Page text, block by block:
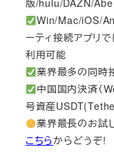
版/hulu/DAZN/
Win/Mac/iOS/
ーティ接続アプリ
利用可能
業界最多の同時
中国国内決済（
号資産
業界最長のお試
こちらからどうぞ!